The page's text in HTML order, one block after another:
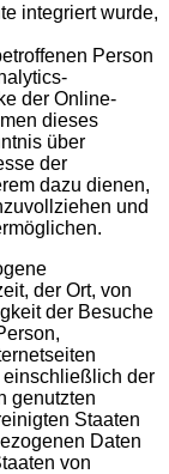
integriert wurde,
Person
der Online-
dieses
über
der
dazu dienen,
und
der Ort, von
der Besuche
der
genutzten
Staaten
Daten
von